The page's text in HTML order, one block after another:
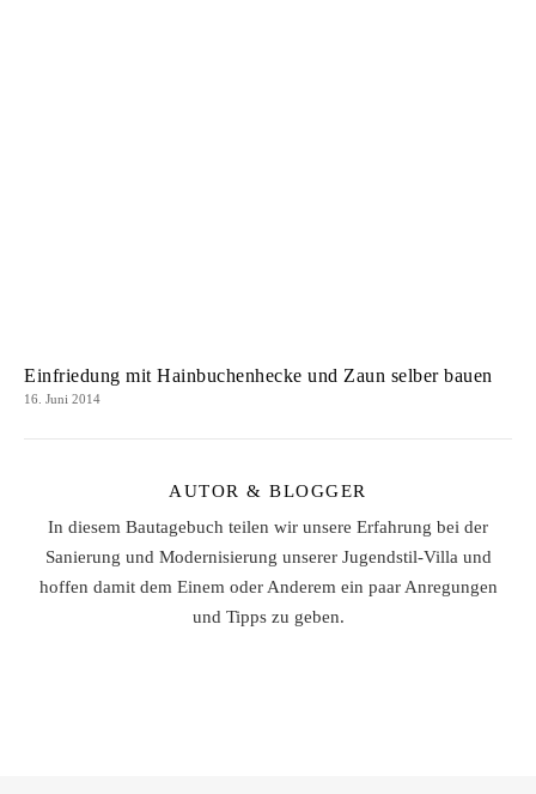
Einfriedung mit Hainbuchenhecke und Zaun selber bauen
16. Juni 2014
AUTOR & BLOGGER
In diesem Bautagebuch teilen wir unsere Erfahrung bei der
Sanierung und Modernisierung unserer Jugendstil-Villa und
hoffen damit dem Einem oder Anderem ein paar Anregungen
und Tipps zu geben.